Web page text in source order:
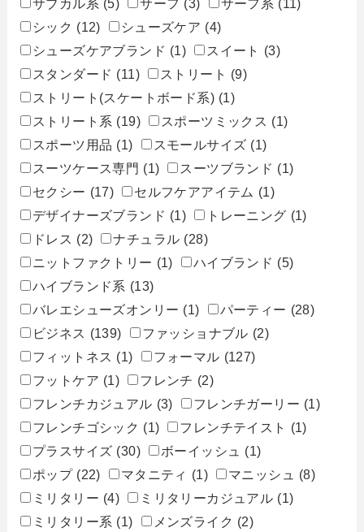
サブカル系 (5) サーフ (3) サーフ系 (11)
シック (12) シューズケア (4)
シューズケアブランド (1) スイート
(3)
スタンダード (11) ストリート (9)
ストリート(スケートボード系) (1)
ストリート系 (19) スポーツミックス (1)
スポーツ用品 (1) スモールサイズ (1)
スーツケース専門 (1) スーツブランド (1)
セクシー (17) セルフケアアイテム (1)
デザイナーズブランド (1) トレーニング (1)
ドレス (2) ナチュラル (28)
ニットファクトリー (1) ハイブランド (5)
ハイブランド系 (13)
バレエシューズオンリー (1) パーティー (28)
ビジネス (139) ファッショナブル (2)
フィットネス (1) フォーマル (127)
フットケア (1) フレンチ (2)
フレンチカジュアル (3) フレンチガーリー (1)
フレンチゴシック (1) フレンチテイスト
(1)
プラスサイズ (30) ボーイッシュ
(1)
ポップ (22) マタニティ (1) マニッシュ
(8)
ミリタリー (4) ミリタリーカジュアル (1)
ミリタリー系 (1) メンズライク (2)